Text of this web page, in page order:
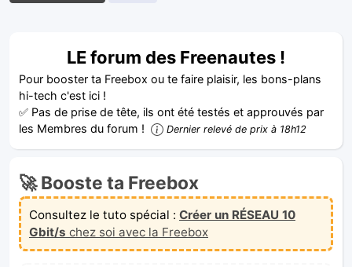
LE forum des Freenautes !
Pour booster ta Freebox ou te faire plaisir, les bons-plans
hi-tech c'est ici !
✅ Pas de prise de tête, ils ont été testés et approuvés par
les Membres du forum !
Dernier relevé de prix à 18h12
🚀 Booste ta Freebox
Consultez le tuto spécial : Créer un RÉSEAU 10
Gbit/s chez soi avec la Freebox